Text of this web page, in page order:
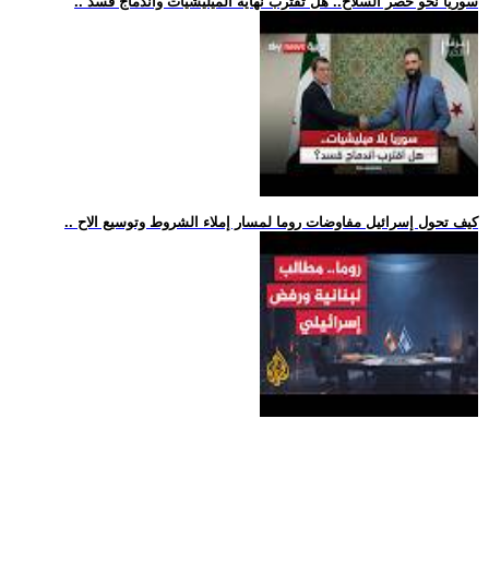
.. كيف تحول إسرائيل مفاوضات روما لمسار إملاء الشروط وتوسيع الاح